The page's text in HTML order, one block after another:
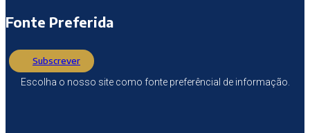
Fonte Preferida
Subscrever
Escolha o nosso site como fonte preferêncial de informação.